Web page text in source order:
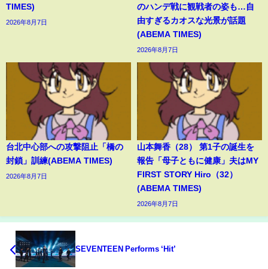
TIMES)
2026年8月7日
のハンデ戦に観戦者の姿も…自
由すぎるカオスな光景が話題
(ABEMA TIMES)
2026年8月7日
台北中心部への攻撃阻止「橋の
封鎖」訓練(ABEMA TIMES)
2026年8月7日
山本舞香（28） 第1子の誕生を
報告「母子ともに健康」夫はMY
FIRST STORY Hiro（32）
(ABEMA TIMES)
2026年8月7日
SEVENTEEN Performs ‘Hit’